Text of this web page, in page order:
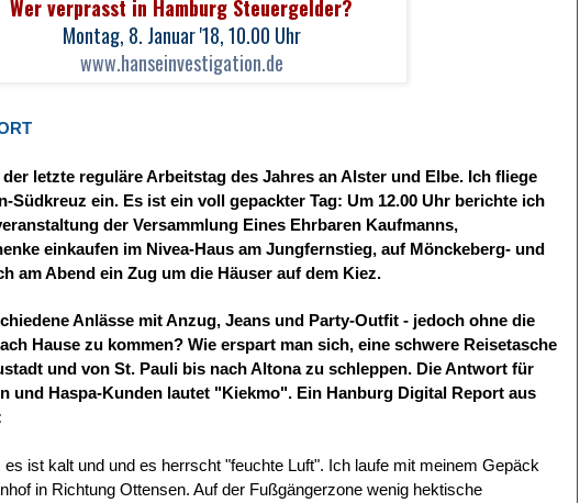
Wer verprasst in Hamburg Steuergelder?
Montag, 8. Januar '18, 10.00 Uhr
www.hanseinvestigation.de
der letzte reguläre Arbeitstag des Jahres an Alster und Elbe. Ich fliege
Südkreuz ein. Es ist ein voll gepackter Tag: Um 12.00 Uhr berichte ich
der Versammlung Eines Ehrbaren Kaufmanns,
einkaufen im Nivea-Haus am Jungfernstieg, auf Mönckeberg- und
am Abend ein Zug um die Häuser auf dem Kiez.
Anlässe mit Anzug, Jeans und Party-Outfit - jedoch ohne die
Hause zu kommen? Wie erspart man sich, eine schwere Reisetasche
und von St. Pauli bis nach Altona zu schleppen. Die Antwort für
und Haspa-Kunden lautet "Kiekmo". Ein Hanburg Digital Report aus
ist kalt und und es herrscht "feuchte Luft". Ich laufe mit meinem Gepäck
in Richtung Ottensen. Auf der Fußgängerzone wenig hektische